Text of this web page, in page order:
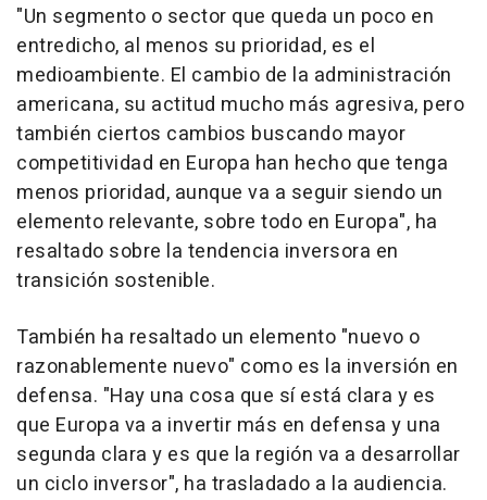
"Un segmento o sector que queda un poco en
entredicho, al menos su prioridad, es el
medioambiente. El cambio de la administración
americana, su actitud mucho más agresiva, pero
también ciertos cambios buscando mayor
competitividad en Europa han hecho que tenga
menos prioridad, aunque va a seguir siendo un
elemento relevante, sobre todo en Europa", ha
resaltado sobre la tendencia inversora en
transición sostenible.
También ha resaltado un elemento "nuevo o
razonablemente nuevo" como es la inversión en
defensa. "Hay una cosa que sí está clara y es
que Europa va a invertir más en defensa y una
segunda clara y es que la región va a desarrollar
un ciclo inversor", ha trasladado a la audiencia.